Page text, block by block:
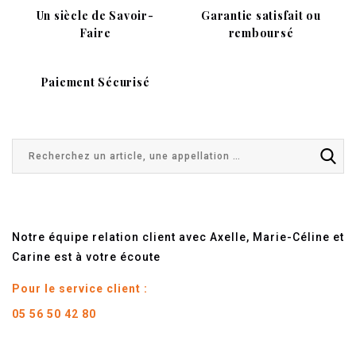
Un siècle de Savoir-
Faire
Garantie satisfait ou
remboursé
Paiement Sécurisé
Notre équipe relation client avec Axelle, Marie-Céline et
Carine est à votre écoute
Pour le service client :
05 56 50 42 80